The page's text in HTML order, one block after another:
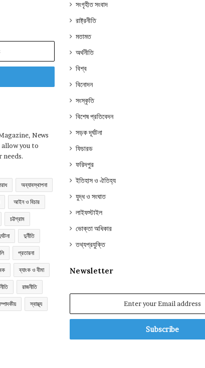
News
you to
needs.
অব্যাবস্থাপনা
আইন ও বিচার
চট্টগ্রাম
দুর্নীতি
প্রতারনা
ব্যাংক ও বীমা
রাজনীতি
স্বাস্থ্য
সংগৃহীত সংবাদ
রাষ্ট্রনীতি
মতামত
অর্থনীতি
বিশ্ব
বিনোদন
সংস্কৃতি
বিশেষ প্রতিবেদন
সড়ক দূর্ঘটনা
ফিচারড
ফরিদপুর
ইতিহাস ও ঐতিহ্য
যুদ্ধ ও সংঘাত
লাইফস্টাইল
ভোক্তা অধিকার
তথ্যপ্রযুক্তি
Newsletter
Email